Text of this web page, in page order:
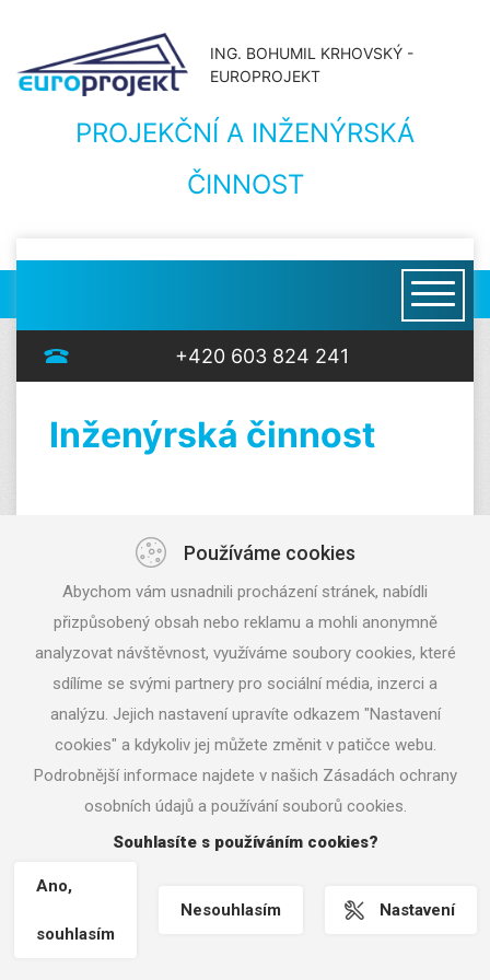
ING. BOHUMIL KRHOVSKÝ -
EUROPROJEKT
PROJEKČNÍ A INŽENÝRSKÁ
ČINNOST
+420 603 824 241
Inženýrská činnost
| Tvorba www stránek
www.machin.cz, webhosting
www.hostservis.cz
Používáme cookies
Abychom vám usnadnili procházení stránek, nabídli
přizpůsobený obsah nebo reklamu a mohli anonymně
analyzovat návštěvnost, využíváme soubory cookies, které
sdílíme se svými partnery pro sociální média, inzerci a
analýzu. Jejich nastavení upravíte odkazem "Nastavení
cookies" a kdykoliv jej můžete změnit v patičce webu.
Podrobnější informace najdete v našich Zásadách ochrany
osobních údajů a používání souborů cookies.
Souhlasíte s používáním cookies?
Ano,
souhlasím
Nesouhlasím Nastavení